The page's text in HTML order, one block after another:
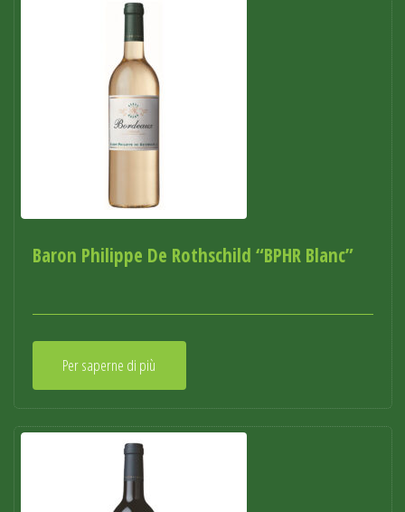
Baron Philippe De Rothschild “BPHR Blanc”
Per saperne di più